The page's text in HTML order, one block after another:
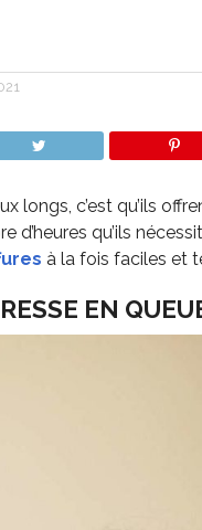
longs, c’est qu’ils
d’heures qu’ils
à la fois faciles et
EN